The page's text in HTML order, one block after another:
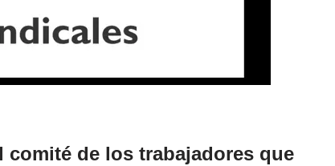
comité de los trabajadores que